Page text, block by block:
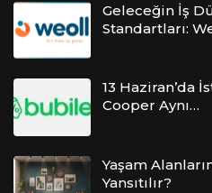
Geleceğin İş
Standartları:
13 Haziran’da
Cooper Aynı…
Yaşam
Yansıtılır?